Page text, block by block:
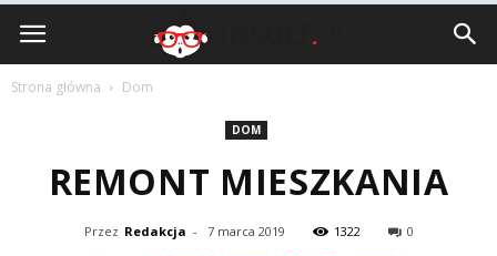
Insult.pl
Strona główna Dom
DOM
REMONT MIESZKANIA
Przez Redakcja - 7 marca 2019 1322 0